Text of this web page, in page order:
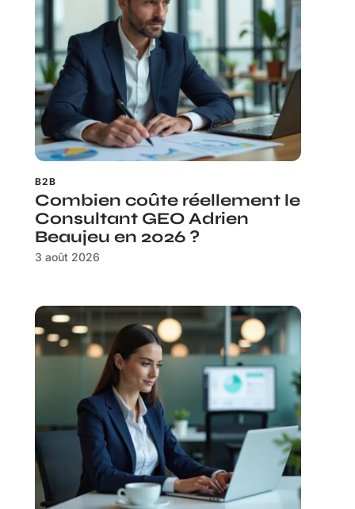
B2B
Combien coûte réellement le
Consultant GEO Adrien
Beaujeu en 2026 ?
3 août 2026